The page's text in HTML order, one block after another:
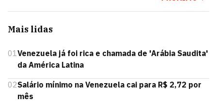
Mais lidas
01Venezuela já foi rica e chamada de 'Arábia Saudita'
da América Latina
02Salário mínimo na Venezuela cai para R$ 2,72 por
mês